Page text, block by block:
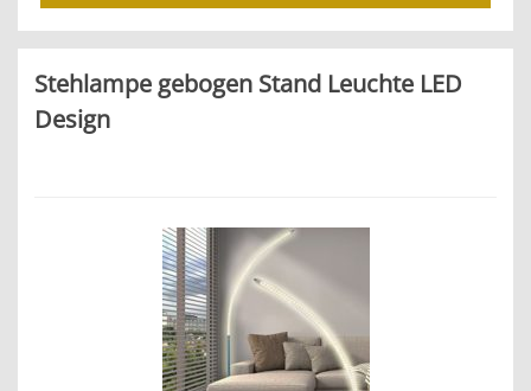
Stehlampe gebogen Stand Leuchte LED
Design